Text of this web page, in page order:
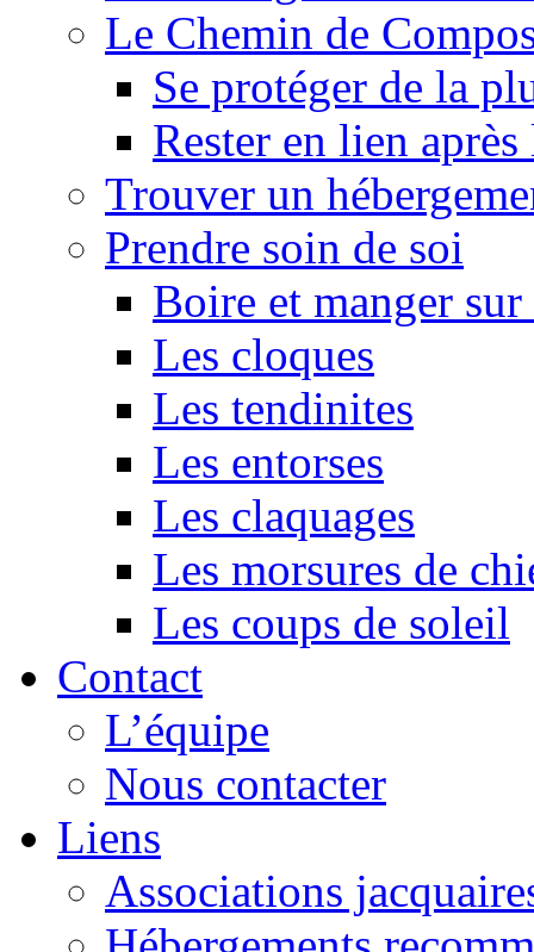
Le Chemin de
Se protéger de la
Rester en lien
Trouver un
Prendre soin de soi
Boire et manger
Les cloques
Les tendinites
Les entorses
Les claquages
Les morsures de
Les coups de soleil
Contact
L’équipe
Nous contacter
Liens
Associations